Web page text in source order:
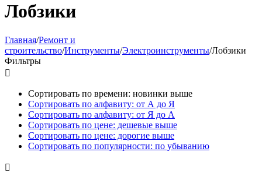
Лобзики
Главная/Ремонт и
строительство/Инструменты/Электроинструменты/Лобзики
Фильтры

Сортировать по времени: новинки выше
Сортировать по алфавиту: от А до Я
Сортировать по алфавиту: от Я до А
Сортировать по цене: дешевые выше
Сортировать по цене: дорогие выше
Сортировать по популярности: по убыванию
